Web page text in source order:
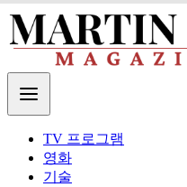
TV 프로그램
영화
기술